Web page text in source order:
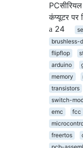
कंप्यूटर पर
24
brushless-
flipflop
arduino
memory
transistors
switch-
emc
fcc
freertos